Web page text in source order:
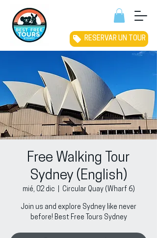
RESERVAR UN TOUR
Free Walking Tour
Sydney (English)
mié, 02 dic Circular Quay (Wharf 6)
Join us and explore Sydney like never
before! Best Free Tours Sydney